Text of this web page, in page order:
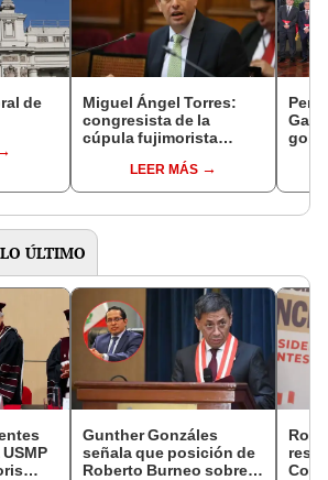
de
Miguel Ángel Torres:
congresista de la
cúpula fujimorista
del SenadoLEER MÁS
LO ÚLTIMO
Gunther Gonzáles
señala que posición de
Roberto Burneo sobre